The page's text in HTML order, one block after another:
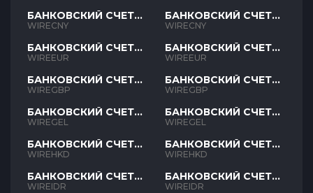
БАНКОВСКИЙ СЧЕТ
CNY
WIRECNY
БАНКОВСКИЙ СЧЕТ
EUR
WIREEUR
БАНКОВСКИЙ СЧЕТ
GBP
WIREGBP
БАНКОВСКИЙ СЧЕТ
GEL
WIREGEL
БАНКОВСКИЙ СЧЕТ
HKD
WIREHKD
БАНКОВСКИЙ СЧЕТ
IDR
WIREIDR
БАНКОВСКИЙ СЧЕТ
CNY
WIRECNY
БАНКОВСКИЙ СЧЕТ
EUR
WIREEUR
БАНКОВСКИЙ СЧЕТ
GBP
WIREGBP
БАНКОВСКИЙ СЧЕТ
GEL
WIREGEL
БАНКОВСКИЙ СЧЕТ
HKD
WIREHKD
БАНКОВСКИЙ СЧЕТ
IDR
WIREIDR